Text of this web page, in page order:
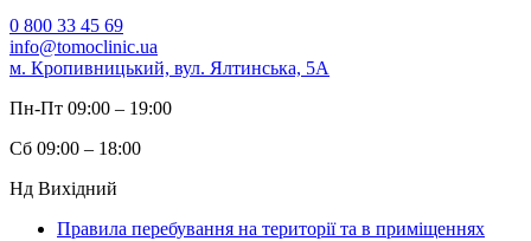
0 800 33 45 69
info@tomoclinic.ua
м. Кропивницький, вул. Ялтинська, 5A
Пн-Пт 09:00 – 19:00
Cб 09:00 – 18:00
Нд Вихідний
Правила перебування на території та в приміщеннях